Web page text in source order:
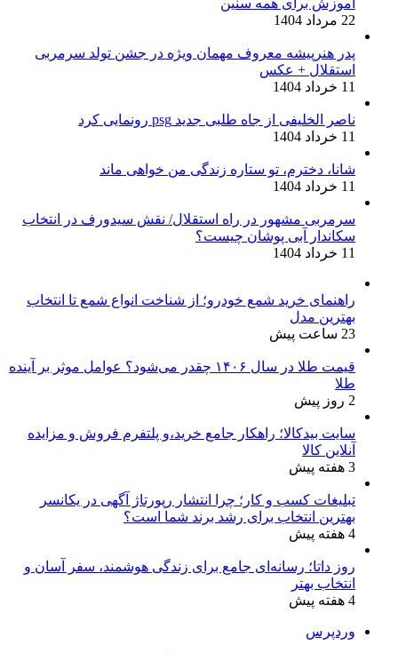
22 مرداد 1404
پدر هنرپیشه معروف مهمان ویژه در جشن تولد سرمربی
استقلال + عکس
11 خرداد 1404
ناصر الخلیفی از جاه طلبی جدید psg رونمایی کرد
11 خرداد 1404
شانا، دخترم، تو ستاره زندگی من خواهی ماند
11 خرداد 1404
سرمربی مشهور در راه استقلال/ نقش سیدورف در انتخاب
سکاندار آبی پوشان چیست؟
11 خرداد 1404
راهنمای خرید شمع خودرو؛ از شناخت انواع شمع تا انتخاب
بهترین مدل
23 ساعت پیش
قیمت طلا در سال ۱۴۰۶ چقدر می‌شود؟ عوامل موثر بر آینده
طلا
2 روز پیش
سایت بیدکالا؛ راهکار جامع خرید،و پلتفرم فروش و مزایده
آنلاین کالا
3 هفته پیش
تبلیغات کسب و کار؛ چرا انتشار رپورتاژ آگهی در یکانسر
بهترین انتخاب برای رشد برند شما است؟
4 هفته پیش
روز داتا؛ رسانه‌ای جامع برای زندگی هوشمند، سفر آسان و
انتخاب بهتر
4 هفته پیش
وردپرس